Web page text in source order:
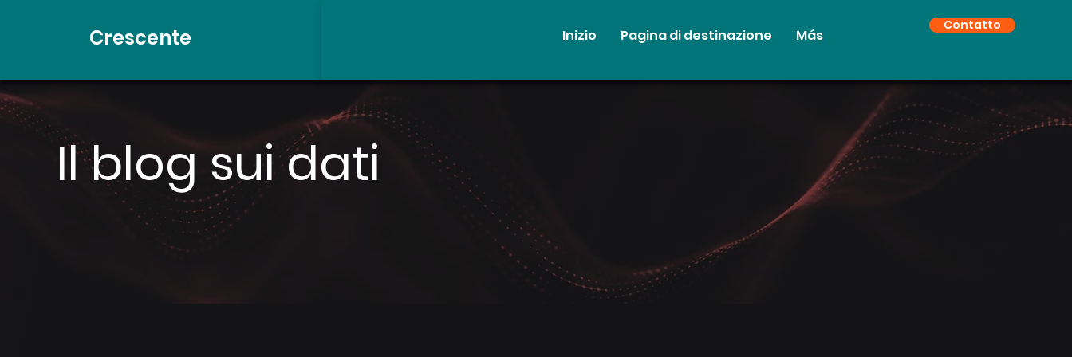
Crescente Inizio Pagina di destinazione Más
Contatto
Il blog sui dati